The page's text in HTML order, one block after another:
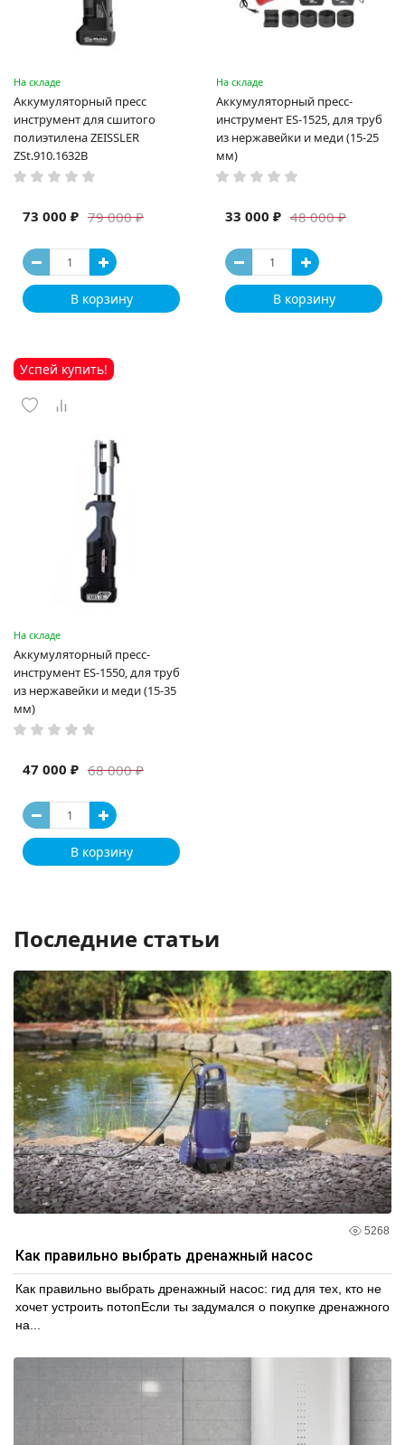
На складе
Аккумуляторный пресс
инструмент для сшитого
полиэтилена ZEISSLER
ZSt.910.1632B
79 000 ₽
73 000 ₽
В корзину
На складе
Аккумуляторный пресс-
инструмент ES-1525, для труб
из нержавейки и меди (15-25
мм)
48 000 ₽
33 000 ₽
В корзину
Успей купить!
На складе
Аккумуляторный пресс-
инструмент ES-1550, для труб
из нержавейки и меди (15-35
мм)
68 000 ₽
47 000 ₽
В корзину
Последние статьи
5268
Как правильно выбрать дренажный насос
Как правильно выбрать дренажный насос: гид для тех, кто не
хочет устроить потопЕсли ты задумался о покупке дренажного
на...